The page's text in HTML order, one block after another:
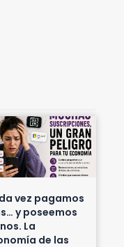
vez pagamos
y poseemos
La
de las